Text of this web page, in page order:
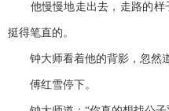
他慢慢地走出去，走路的样
挺得笔直的。
钟大师看着他的背影，忽然
傅红雪停下。